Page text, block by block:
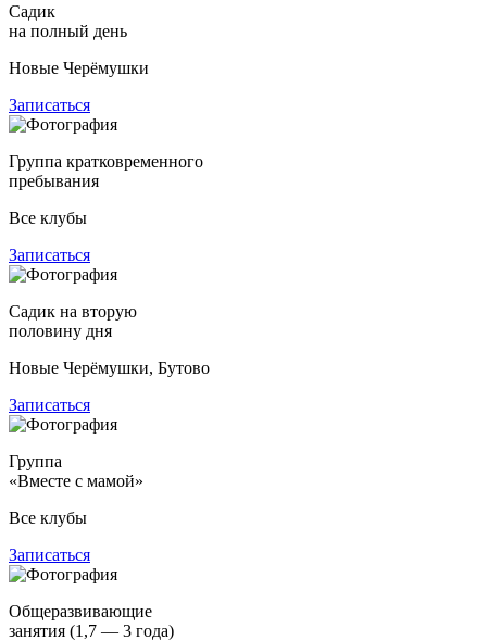
Садик
на полный день
Новые Черёмушки
Записаться
Группа кратковременного
пребывания
Все клубы
Записаться
Садик на вторую
половину дня
Новые Черёмушки, Бутово
Записаться
Группа
«Вместе с мамой»
Все клубы
Записаться
Общеразвивающие
занятия (1,7 — 3 года)